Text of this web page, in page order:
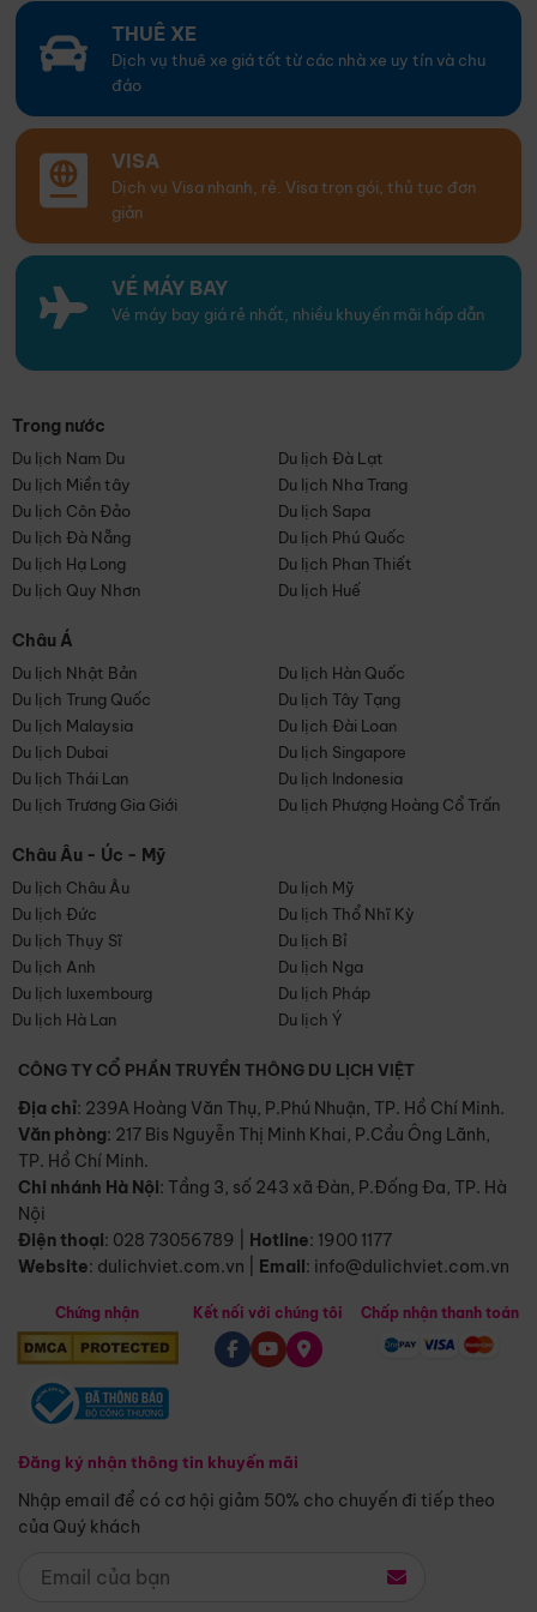
THUÊ XE
Dịch vụ thuê xe giá tốt từ các nhà xe uy tín và chu
đáo
VISA
Dịch vụ Visa nhanh, rẻ. Visa trọn gói, thủ tục đơn
giản
VÉ MÁY BAY
Vé máy bay giá rẻ nhất, nhiều khuyến mãi hấp dẫn
Trong nước
Du lịch Nam Du
Du lịch Đà Lạt
Du lịch Miền tây
Du lịch Nha Trang
Du lịch Côn Đảo
Du lịch Sapa
Du lịch Đà Nẵng
Du lịch Phú Quốc
Du lịch Hạ Long
Du lịch Phan Thiết
Du lịch Quy Nhơn
Du lịch Huế
Châu Á
Du lịch Nhật Bản
Du lịch Hàn Quốc
Du lịch Trung Quốc
Du lịch Tây Tạng
Du lịch Malaysia
Du lịch Đài Loan
Du lịch Dubai
Du lịch Singapore
Du lịch Thái Lan
Du lịch Indonesia
Du lịch Trương Gia Giới
Du lịch Phượng Hoàng Cổ Trấn
Châu Âu - Úc - Mỹ
Du lịch Châu Âu
Du lịch Mỹ
Du lịch Đức
Du lịch Thổ Nhĩ Kỳ
Du lịch Thụy Sĩ
Du lịch Bỉ
Du lịch Anh
Du lịch Nga
Du lịch luxembourg
Du lịch Pháp
Du lịch Hà Lan
Du lịch Ý
CÔNG TY CỔ PHẦN TRUYỀN THÔNG DU LỊCH VIỆT
Địa chỉ: 239A Hoàng Văn Thụ, P.Phú Nhuận, TP. Hồ Chí Minh.
Văn phòng: 217 Bis Nguyễn Thị Minh Khai, P.Cầu Ông Lãnh,
TP. Hồ Chí Minh.
Chi nhánh Hà Nội: Tầng 3, số 243 xã Đàn, P.Đống Đa, TP. Hà
Nội
Điện thoại: 028 73056789 Hotline: 1900 1177
Website: dulichviet.com.vn Email: info@dulichviet.com.vn
Chứng nhận
Đăng ký nhận thông tin khuyến mãi
Nhập email để có cơ hội giảm 50% cho chuyến đi tiếp theo
của Quý khách
Kết nối với chúng tôi Chấp nhận thanh toán